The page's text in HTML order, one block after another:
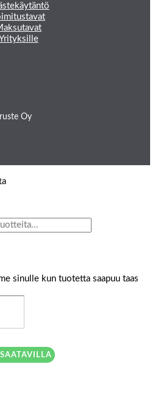
Oy
sinulle kun tuotetta saapuu taas